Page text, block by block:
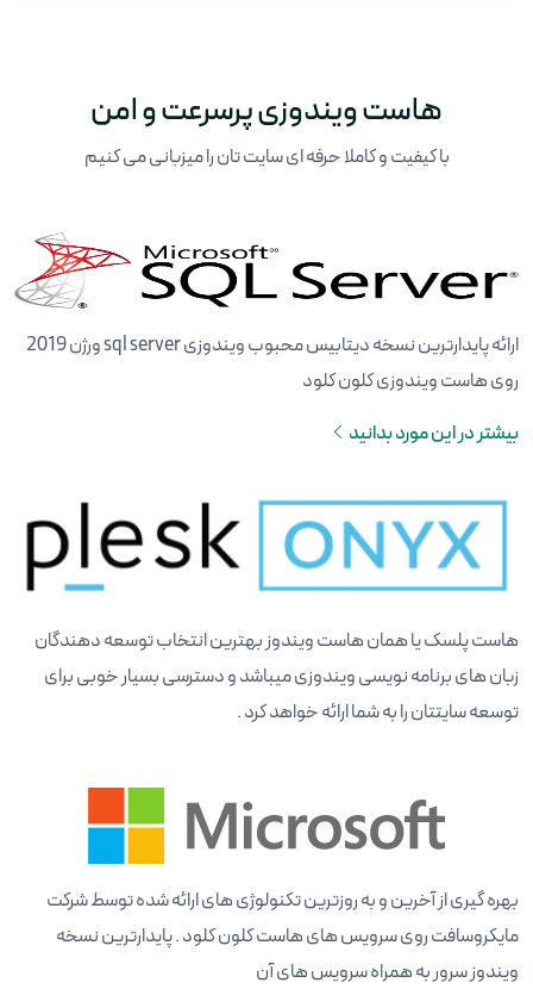
هاست ویندوزی پرسرعت و امن
با کیفیت و کاملا حرفه ای سایت تان را میزبانی می کنیم
ارائه پایدارترین نسخه دیتابیس محبوب ویندوزی sql server ورژن 2019
روی هاست ویندوزی کلون کلود
بیشتر در این مورد بدانید
هاست پلسک یا همان هاست ویندوز بهترین انتخاب توسعه دهندگان
زبان های برنامه نویسی ویندوزی میباشد و دسترسی بسیار خوبی برای
توسعه سایتتان را به شما ارائه خواهد کرد .
بهره گیری از آخرین و به روزترین تکنولوژی های ارائه شده توسط شرکت
مایکروسافت روی سرویس های هاست کلون کلود . پایدارترین نسخه
ویندوز سرور به همراه سرویس های آن